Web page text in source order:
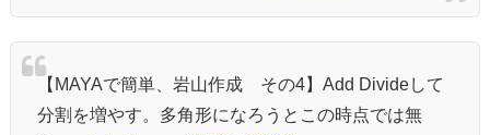
【MAYAで簡単、岩山作成 その4】Add Divideして
分割を増やす。多角形になろうとこの時点では無